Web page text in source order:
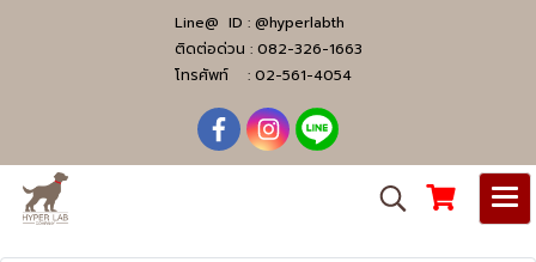
Line@ ID : @hyperlabth
ติดต่อด่วน : 082-326-1663
โทรศัพท์ : 02-561-4054